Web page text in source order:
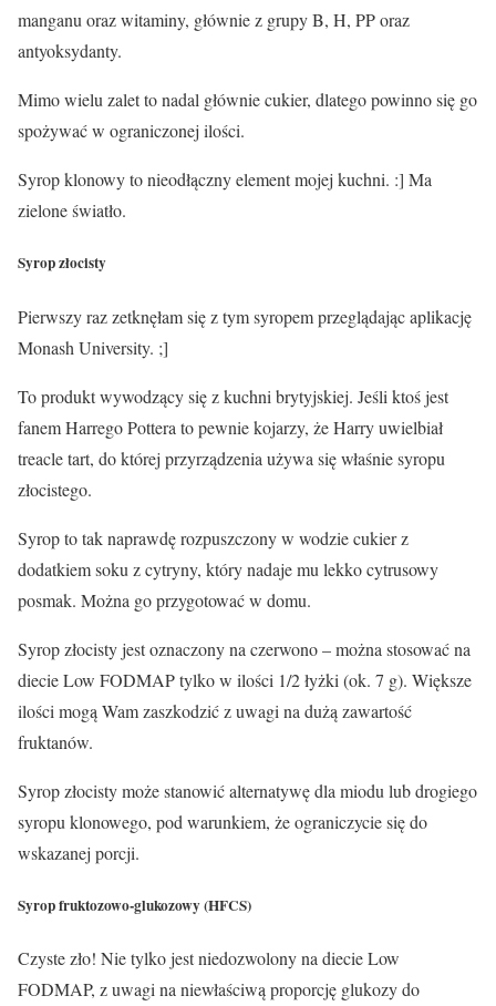
manganu oraz witaminy, głównie z grupy B, H, PP oraz
antyoksydanty.
Mimo wielu zalet to nadal głównie cukier, dlatego powinno się go
spożywać w ograniczonej ilości.
Syrop klonowy to nieodłączny element mojej kuchni. :] Ma
zielone światło.
Syrop złocisty
Pierwszy raz zetknęłam się z tym syropem przeglądając aplikację
Monash University. ;]
To produkt wywodzący się z kuchni brytyjskiej. Jeśli ktoś jest
fanem Harrego Pottera to pewnie kojarzy, że Harry uwielbiał
treacle tart, do której przyrządzenia używa się właśnie syropu
złocistego.
Syrop to tak naprawdę rozpuszczony w wodzie cukier z
dodatkiem soku z cytryny, który nadaje mu lekko cytrusowy
posmak. Można go przygotować w domu.
Syrop złocisty jest oznaczony na czerwono– można stosować na
diecie Low FODMAP tylko w ilości 1/2 łyżki (ok. 7 g). Większe
ilości mogą Wam zaszkodzić z uwagi na dużą zawartość
fruktanów.
Syrop złocisty może stanowić alternatywę dla miodu lub drogiego
syropu klonowego, pod warunkiem, że ograniczycie się do
wskazanej porcji.
Syropfruktozowo-glukozowy (HFCS)
Czyste zło! Nie tylko jestniedozwolonyna diecie Low
FODMAP, z uwagi na niewłaściwą proporcję glukozy do